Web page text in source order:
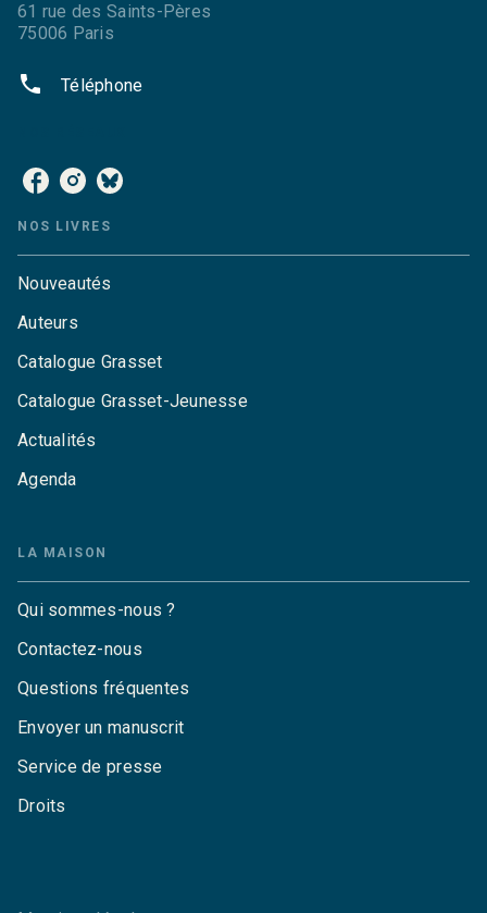
61 rue des Saints-Pères
75006 Paris
phone Téléphone
NOS LIVRES
Nouveautés
Auteurs
Catalogue Grasset
Catalogue Grasset-Jeunesse
Actualités
Agenda
LA MAISON
Qui sommes-nous ?
Contactez-nous
Questions fréquentes
Envoyer un manuscrit
Service de presse
Droits